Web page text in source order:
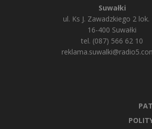
Suwałki
ul. Ks J. Zawadzkiego 2 lok.
16-400 Suwałki
tel. (087) 566 62 10